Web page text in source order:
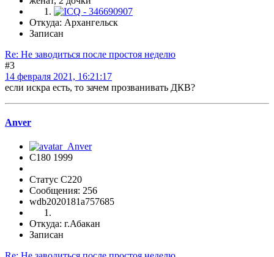
Откуда: Архангельск
Записан
Re: Не заводиться после простоя неделю
#3
14 февраля 2021, 16:21:17
если искра есть, то зачем прозванивать ДКВ?
Anver
C180 1999
Статус C220
Сообщения: 256
wdb2020181a757685
Откуда: г.Абакан
Записан